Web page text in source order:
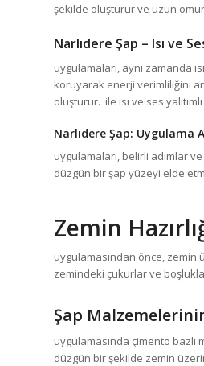
şekilde oluşturur ve uzun
Narlıdere Şap – Isı ve
uygulamaları, aynı zamanda
koruyarak enerji verimliliğini
oluşturur. ile ısı ve ses
Narlıdere Şap: Uygulama
uygulamaları, belirli adımlar
düzgün bir şap yüzeyi elde
Zemin
uygulamasından önce, zemin
zemindeki çukurlar ve
Şap
uygulamasında çimento bazlı
düzgün bir şekilde zemin